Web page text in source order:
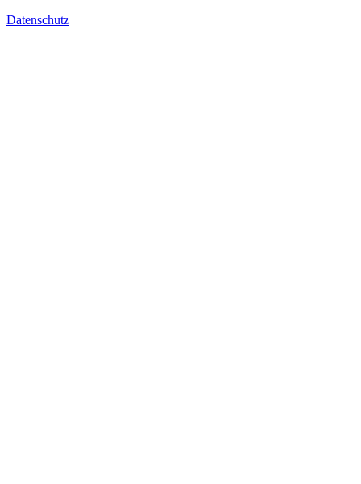
Datenschutz